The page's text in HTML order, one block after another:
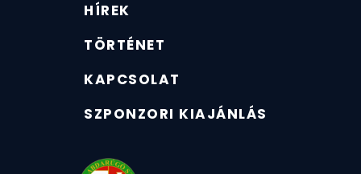
HÍREK
TÖRTÉNET
KAPCSOLAT
SZPONZORI KIAJÁNLÁS